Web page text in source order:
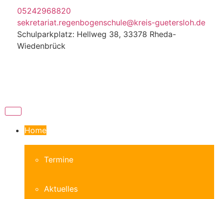
05242968820
sekretariat.regenbogenschule@kreis-guetersloh.de
Schulparkplatz: Hellweg 38, 33378 Rheda-
Wiedenbrück
Home
Termine
Aktuelles